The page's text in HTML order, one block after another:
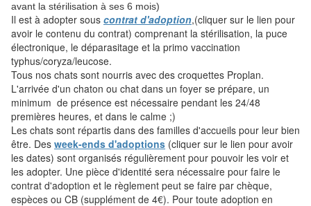
avant la stérilisation à ses 6 mois)
Il est à adopter sous contrat d'adoption,(cliquer sur le lien pour
avoir le contenu du contrat) comprenant la stérilisation, la puce
électronique, le déparasitage et la primo vaccination
typhus/coryza/leucose.
Tous nos chats sont nourris avec des croquettes Proplan.
L'arrivée d'un chaton ou chat dans un foyer se prépare, un
minimum de présence est nécessaire pendant les 24/48
premières heures, et dans le calme ;)
Les chats sont répartis dans des familles d'accueils pour leur bien
être. Des week-ends d'adoptions (cliquer sur le lien pour avoir
les dates) sont organisés régulièrement pour pouvoir les voir et
les adopter. Une pièce d'identité sera nécessaire pour faire le
contrat d'adoption et le règlement peut se faire par chèque,
espèces ou CB (supplément de 4€). Pour toute adoption en